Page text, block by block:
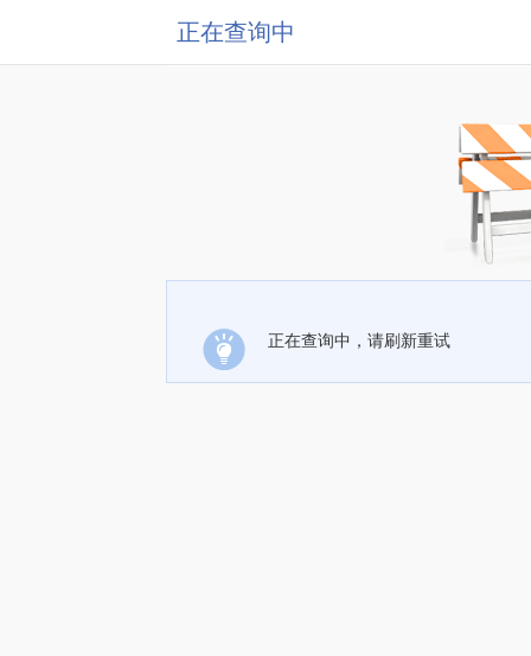
正在查询中
正在查询中，请刷新重试